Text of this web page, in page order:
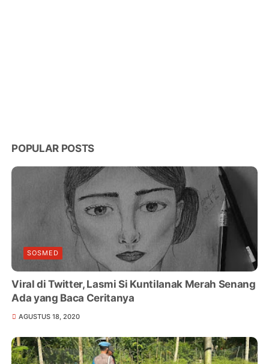
POPULAR POSTS
SOSMED
Viral di Twitter, Lasmi Si Kuntilanak Merah Senang
Ada yang Baca Ceritanya
AGUSTUS 18, 2020